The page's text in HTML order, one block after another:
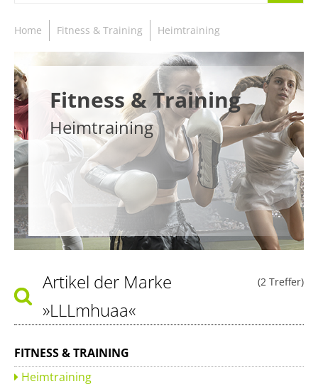
Home Fitness & Training Heimtraining
Fitness & Training
Heimtraining
(2 Treffer)
Artikel der Marke
»LLLmhuaa«
FITNESS & TRAINING
Heimtraining